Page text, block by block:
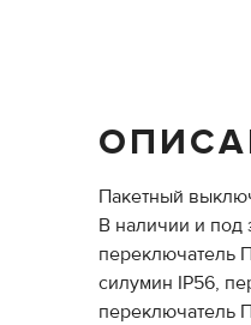
Пакетный
В наличии и под
переключатель
силумин IP56,
переключатель